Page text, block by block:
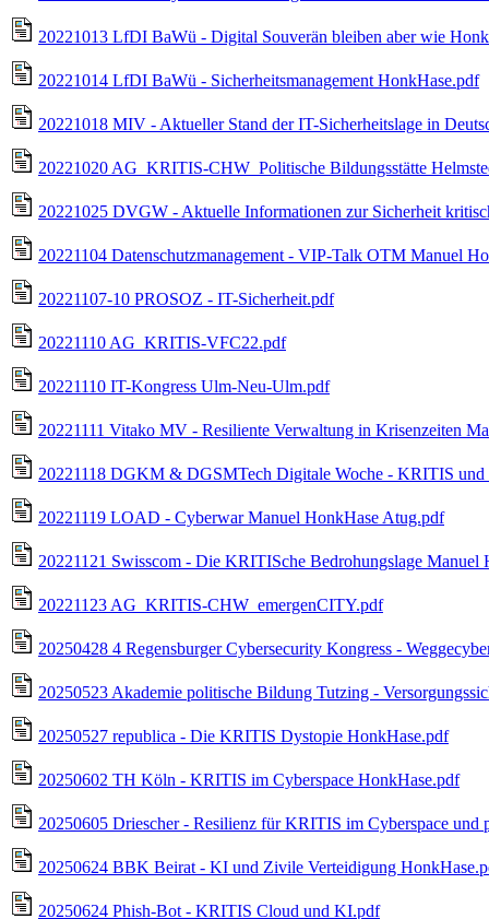
20221013 LfDI BaWü - Digital Souverän bleiben aber wie
20221014 LfDI BaWü - Sicherheitsmanagement HonkHase.pdf
20221018 MIV - Aktueller Stand der IT-Sicherheitslage in
20221020 AG_KRITIS-CHW_Politische Bildungsstätte
20221025 DVGW - Aktuelle Informationen zur Sicherheit
20221104 Datenschutzmanagement - VIP-Talk OTM Manuel
20221107-10 PROSOZ - IT-Sicherheit.pdf
20221110 AG_KRITIS-VFC22.pdf
20221110 IT-Kongress Ulm-Neu-Ulm.pdf
20221111 Vitako MV - Resiliente Verwaltung in Krisenzeiten
20221118 DGKM & DGSMTech Digitale Woche - KRITIS
20221119 LOAD - Cyberwar Manuel HonkHase Atug.pdf
20221121 Swisscom - Die KRITISche Bedrohungslage Manuel
20221123 AG_KRITIS-CHW_emergenCITY.pdf
20250428 4 Regensburger Cybersecurity Kongress -
20250523 Akademie politische Bildung Tutzing -
20250527 republica - Die KRITIS Dystopie HonkHase.pdf
20250602 TH Köln - KRITIS im Cyberspace HonkHase.pdf
20250605 Driescher - Resilienz für KRITIS im Cyberspace und
20250624 BBK Beirat - KI und Zivile Verteidigung
20250624 Phish-Bot - KRITIS Cloud und KI.pdf